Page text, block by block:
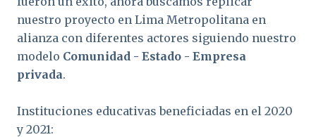
nuestro proyecto en Lima Metropolitana en
alianza con diferentes actores siguiendo nuestro
modelo Comunidad - Estado - Empresa
privada.
Instituciones educativas beneficiadas en el 2020
y 2021: